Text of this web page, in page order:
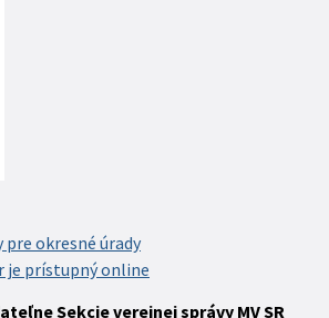
okresné úrady
je prístupný online
Sekcie verejnej správy MV SR